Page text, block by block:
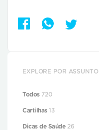
EXPLORE POR ASSUNTO
Todos 720
Cartilhas13
Dicas de Saúde 26